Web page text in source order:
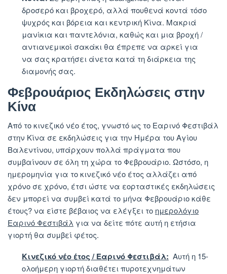
δροσερό και βροχερό, αλλά πουθενά κοντά τόσο
ψυχρός και βόρεια και κεντρική Κίνα. Μακριά
μανίκια και παντελόνια, καθώς και μια βροχή /
αντιανεμικοί σακάκι θα έπρεπε να αρκεί για
να σας κρατήσει άνετα κατά τη διάρκεια της
διαμονής σας.
Φεβρουάριος Εκδηλώσεις στην
Κίνα
Από το κινεζικό νέο έτος, γνωστό ως το Εαρινό Φεστιβάλ
στην Κίνα σε εκδηλώσεις για την Ημέρα του Αγίου
Βαλεντίνου, υπάρχουν πολλά πράγματα που
συμβαίνουν σε όλη τη χώρα το Φεβρουάριο. Ωστόσο, η
ημερομηνία για το κινεζικό νέο έτος αλλάζει από
χρόνο σε χρόνο, έτσι ώστε να εορταστικές εκδηλώσεις
δεν μπορεί να συμβεί κατά το μήνα Φεβρουάριο κάθε
έτους? να είστε βέβαιος να ελέγξει το ημερολόγιο
Εαρινό Φεστιβάλ για να δείτε πότε αυτή η ετήσια
γιορτή θα συμβεί φέτος.
Κινεζικό νέο έτος / Εαρινό Φεστιβάλ: Αυτή η 15-
ολοήμερη γιορτή διαθέτει πυροτεχνημάτων